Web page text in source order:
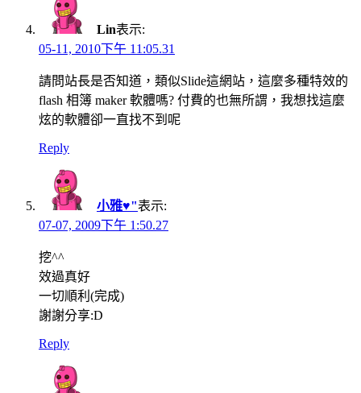
Lin表示:
05-11, 2010下午 11:05.31
請問站長是否知道，類似Slide這網站，這麼多種特效的
flash 相簿 maker 軟體嗎? 付費的也無所謂，我想找這麼
炫的軟體卻一直找不到呢
Reply
小雅♥"表示:
07-07, 2009下午 1:50.27
挖^^
效過真好
一切順利(完成)
謝謝分享:D
Reply